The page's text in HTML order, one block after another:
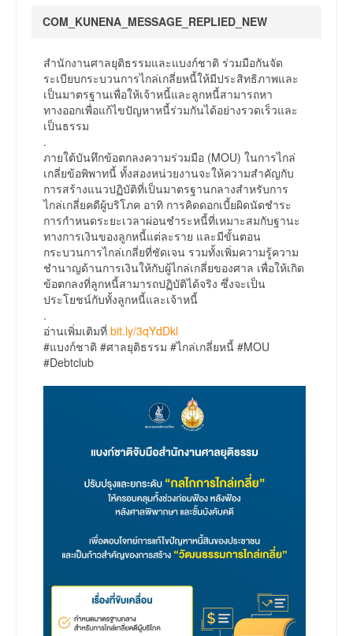
COM_KUNENA_MESSAGE_REPLIED_NEW
สำนักงานศาลยุติธรรมและแบงก์ชาติ ร่วมมือกันจัด
ระเบียบกระบวนการไกล่เกลี่ยหนี้ให้มีประสิทธิภาพและ
เป็นมาตรฐานเพื่อให้เจ้าหนี้และลูกหนี้สามารถหา
ทางออกเพื่อแก้ไขปัญหาหนี้ร่วมกันได้อย่างรวดเร็วและ
เป็นธรรม
.
ภายใต้บันทึกข้อตกลงความร่วมมือ (MOU) ในการไกล่
เกลี่ยข้อพิพาทนี้ ทั้งสองหน่วยงานจะให้ความสำคัญกับ
การสร้างแนวปฏิบัติที่เป็นมาตรฐานกลางสำหรับการ
ไกล่เกลี่ยคดีผู้บริโภค อาทิ การคิดดอกเบี้ยผิดนัดชำระ
การกำหนดระยะเวลาผ่อนชำระหนี้ที่เหมาะสมกับฐานะ
ทางการเงินของลูกหนี้แต่ละราย และมีขั้นตอน
กระบวนการไกล่เกลี่ยที่ชัดเจน รวมทั้งเพิ่มความรู้ความ
ชำนาญด้านการเงินให้กับผู้ไกล่เกลี่ยของศาล เพื่อให้เกิด
ข้อตกลงที่ลูกหนี้สามารถปฏิบัติได้จริง ซึ่งจะเป็น
ประโยชน์กับทั้งลูกหนี้และเจ้าหนี้
.
อ่านเพิ่มเติมที่ bit.ly/3qYdDkl
#แบงก์ชาติ #ศาลยุติธรรม #ไกล่เกลี่ยหนี้ #MOU
#Debtclub